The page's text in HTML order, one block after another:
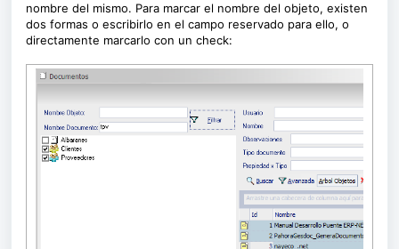
nombre del mismo. Para marcar el nombre del objeto, existen
dos formas o escribirlo en el campo reservado para ello, o
directamente marcarlo con un check: